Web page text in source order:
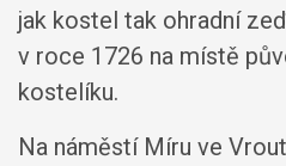
jak kostel tak ohradní
v roce 1726 na místě
kostelíku.
Na náměstí Míru ve